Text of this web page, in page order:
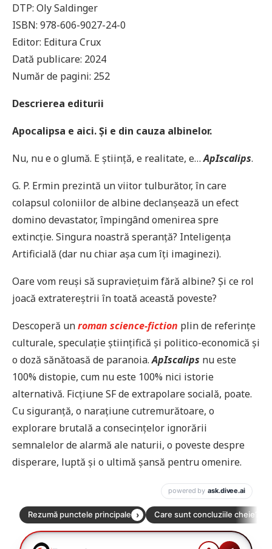
DTP: Oly Saldinger
ISBN: 978-606-9027-24-0
Editor: Editura Crux
Dată publicare: 2024
Număr de pagini: 252
Descrierea editurii
Apocalipsa e aici. Și e din cauza albinelor.
Nu, nu e o glumă. E știință, e realitate, e…ApIscalips.
G. P. Ermin prezintă un viitor tulburător, în care
colapsul coloniilor de albine declanșează un efect
domino devastator, împingând omenirea spre
extincție. Singura noastră speranță? Inteligența
Artificială (dar nu chiar așa cum îți imaginezi).
Oare vom reuși să supraviețuim fără albine? Și ce rol
joacă extratereștrii în toată această poveste?
Descoperă unroman science-fiction plin de referințe
culturale, speculație științifică și politico-economică și
o doză sănătoasă de paranoia.ApIscalips nu este
100% distopie, cum nu este 100% nici istorie
alternativă. Ficțiune SF de extrapolare socială, poate.
Cu siguranță, o narațiune cutremurătoare, o
explorare brutală a consecințelor ignorării
semnalelor de alarmă ale naturii, o poveste despre
disperare, luptă și o ultimă șansă pentru omenire.